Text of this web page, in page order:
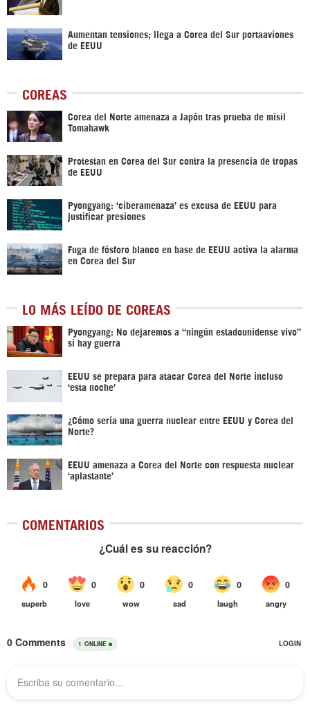
Aumentan tensiones; llega a Corea del Sur portaaviones
de EEUU
COREAS
Corea del Norte amenaza a Japón tras prueba de misil
Tomahawk
Protestan en Corea del Sur contra la presencia de tropas
de EEUU
Pyongyang: ‘ciberamenaza’ es excusa de EEUU para
justificar presiones
Fuga de fósforo blanco en base de EEUU activa la alarma
en Corea del Sur
LO MÁS LEÍDO DE COREAS
Pyongyang: No dejaremos a “ningún estadounidense vivo”
si hay guerra
EEUU se prepara para atacar Corea del Norte incluso
‘esta noche’
¿Cómo sería una guerra nuclear entre EEUU y Corea del
Norte?
EEUU amenaza a Corea del Norte con respuesta nuclear
‘aplastante’
COMENTARIOS